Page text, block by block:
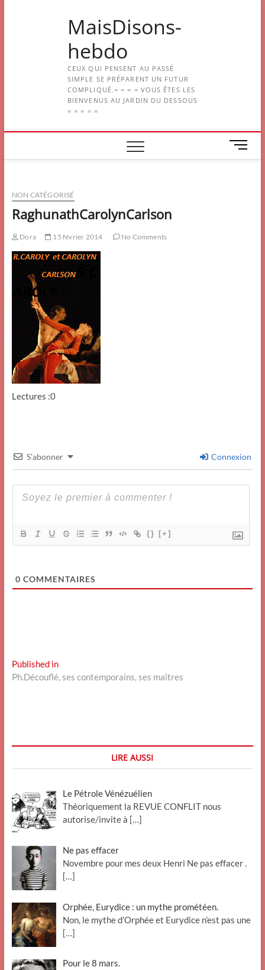
MaisDisons-
hebdo
CEUX QUI PENSENT AU PASSÉ
SIMPLE SE PRÉPARENT UN FUTUR
COMPLIQUÉ.= = = = VOUS ÊTES LES
BIENVENUS AU JARDIN DU DESSOUS
= = = = =
M
e
NON CATÉGORISÉ
RaghunathCarolynCarlson
Dora 15 février 2014 No Comments
Lectures :0
S’abonner Connexion
{} [+]
0 COMMENTAIRES
Navigation
de
Published in
Ph.Découflé, ses contemporains, ses maîtres
LIRE AUSSI
Le Pétrole Vénézuélien
Théoriquement la REVUE CONFLIT nous
autorise/invite à […]
Ne pas effacer
Novembre pour mes deux Henri Ne pas effacer .
[…]
Orphée, Eurydice : un mythe prométéen.
Non, le mythe d’Orphée et Eurydice n’est pas une
[…]
Pour le 8 mars.